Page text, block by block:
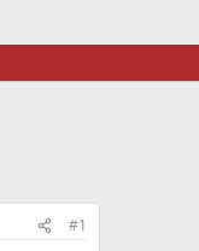
#1